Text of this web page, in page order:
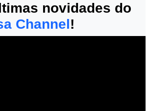
novidades do
Channel!